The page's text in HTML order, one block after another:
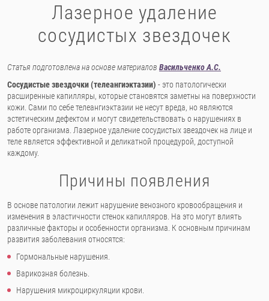
Лазерное удаление
сосудистых звездочек
Статья подготовлена на основе материалов Васильченко А.С.
Сосудистые звездочки (телеангиэктазии) - это патологически
расширенные капилляры, которые становятся заметны на поверхности
кожи. Сами по себе телеангиэктазии не несут вреда, но являются
эстетическим дефектом и могут свидетельствовать о нарушениях в
работе организма. Лазерное удаление сосудистых звездочек на лице и
теле является эффективной и деликатной процедурой, доступной
каждому.
Причины появления
В основе патологии лежит нарушение венозного кровообращения и
изменения в эластичности стенок капилляров. На это могут влиять
различные факторы и особенности организма. К основным причинам
развития заболевания относятся:
Гормональные нарушения.
Варикозная болезнь.
Нарушения микроциркуляции крови.